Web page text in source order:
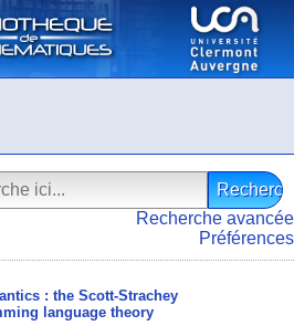
Recherche avancée
Préférences
: the Scott-Strachey
language theory